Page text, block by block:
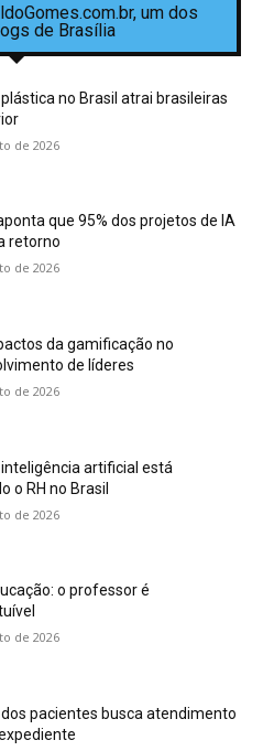
um dos
de Brasília
no Brasil atrai brasileiras
de 2026
que 95% dos projetos de IA
retorno
de 2026
da gamificação no
de líderes
de 2026
artificial está
o RH no Brasil
de 2026
o professor é
de 2026
pacientes busca atendimento